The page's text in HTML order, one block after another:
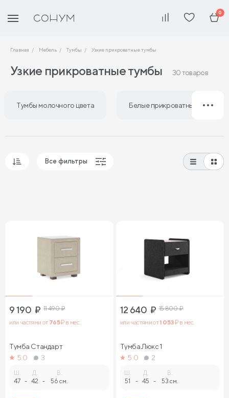
0
Главная Мебель Тумбы Узкие прикроватные тумбы
Узкие прикроватные тумбы 30 товаров
Тумбы молочного цвета Белые прикроватные тумбы
Все фильтры
9 190 ₽ 11 490₽
или частями от 765₽ в мес.
Тумба Стандарт
5.0
3
Ш.
47 -
Д.
42 -
В.
56 см.
12 640 ₽ 15 800₽
или частями от1 053₽ в мес.
Тумба Люкс 1
5.0
2
Ш.
51 -
Д.
45 -
В.
53 см.